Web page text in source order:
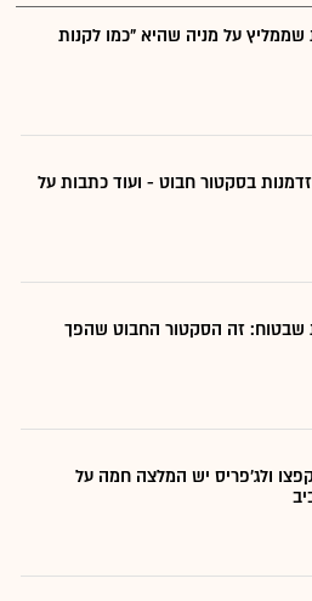
על מניה שהיא "כמו לקנות
בסקטור חבוט - ועוד כתבות על
שבטוח: זה הסקטור החבוט שהפך
ולג'פריס יש המלצה חמה על